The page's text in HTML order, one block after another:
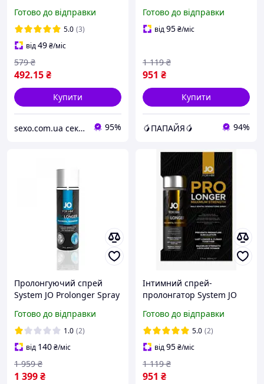
Bubblegum, 60мл, США
Готово до відправки
5.0 (3)
від49₴/міс
492.15₴
579 ₴
Купити
sexo.com.ua секс-шоп інтернет-магазин 95%
контроль
Готово до відправки
від95₴/міс
951 ₴
1 119 ₴
Купити
🥭ПАПАЙЯ🥭 94%
Пролонгуючий спрей
System JO Prolonger Spray
Готово до відправки
1.0 (2)
від 140₴/міс
1 399₴
1 959 ₴
Інтимний спрей-
пролонгатор System JO
Lidocaine (60 мл)
Готово до відправки
5.0 (2)
від95₴/міс
951 ₴
1 119 ₴